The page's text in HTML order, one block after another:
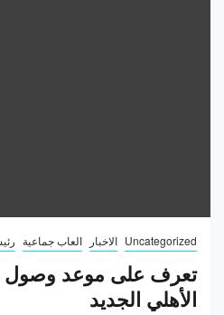
Uncategorized الاخبار العاب جماعية
تعرف على موعد
الأهلي الجديد